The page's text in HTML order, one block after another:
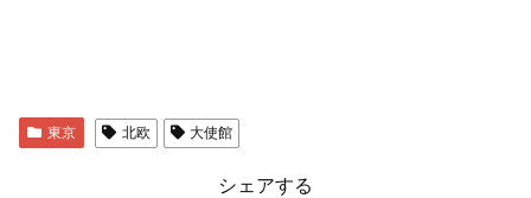
東京 北欧 大使館
シェアする